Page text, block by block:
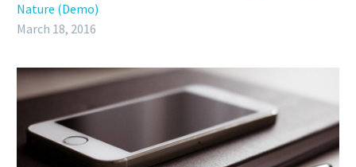
Nature (Demo)
March 18, 2016